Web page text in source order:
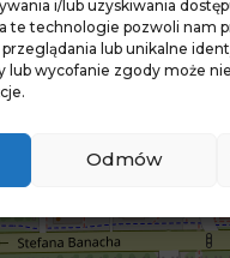
i/lub uzyskiwania
te technologie pozwoli nam
lub unikalne
lub wycofanie zgody może
Odmów